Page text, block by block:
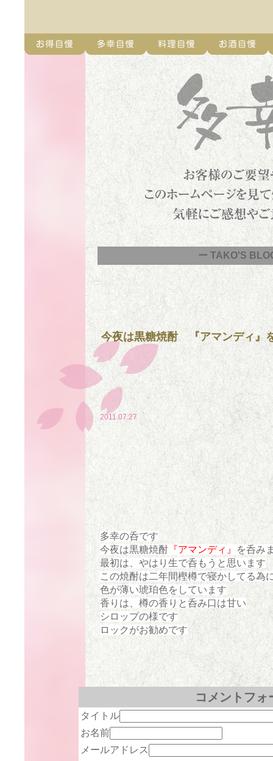
ー TAKO'S
今夜は黒糖焼酎 『アマンディ』
2011.07.27
多幸の呑です
今夜は黒糖焼酎 『アマンディ』
を呑み
最初は、やはり生で呑もうと思います
この焼酎は二年間樫樽で寝かしてる為
色が薄い琥珀色をしています
香りは、樽の香りと呑み口は甘い
シロップの様です
ロックがお勧めです
コメントフォ
タイトル
お名前
メールアドレス